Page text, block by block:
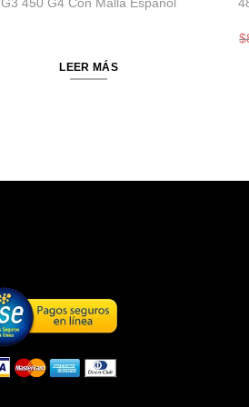
G3 450 G4 Con Malla Español
LEER MÁS
$